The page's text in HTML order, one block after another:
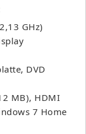
GHz)
DVD
MB), HDMI
7 Home